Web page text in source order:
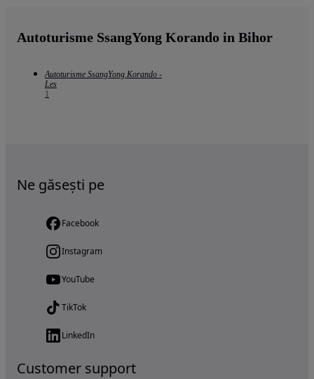
Autoturisme SsangYong Korando in Bihor
Autoturisme SsangYong Korando -
Les
1
Ne găsești pe
Facebook
Instagram
YouTube
TikTok
LinkedIn
Customer support